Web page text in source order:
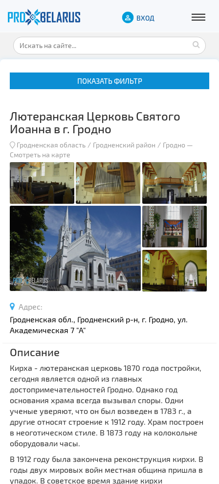
ВХОД
ПОКАЗАТЬ ФИЛЬТР
Музеи
Замки и дворцы
Военная история
Гражданская архитектура
Спортивные сооружения
Производства
Ратуши
Родовые усадьбы
Садово-парковая архитектура
Озера и водоемы
Памятники
Памятники геодезии
Памятники природы
Памятники известным людям
Церкви
Монастыри
Костелы
Мечети
Синагоги
Часовни
Выберите область
Выберите район
Выберите населенный пункт
Выберите направление
Лютеранская Церковь Святого
Иоанна в г. Гродно
Гродненская область Гродненский район Гродно —
Смотреть на карте
Адрес:
Гродненская обл., Гродненский р-н, г. Гродно, ул.
Академическая 7 "А"
Описание
Кирха - лютеранская церковь 1870 года постройки,
сегодня является одной из главных
достопримечательностей Гродно. Однако год
основания храма всегда вызывал споры. Одни
ученые уверяют, что он был возведен в 1783 г., а
другие относят строение к 1912 году. Храм построен
в неоготическом стиле. В 1873 году на колокольне
оборудовали часы.
В 1912 году была закончена реконструкция кирхи. В
годы двух мировых войн местная община пришла в
упадок. В советское время здание кирхи